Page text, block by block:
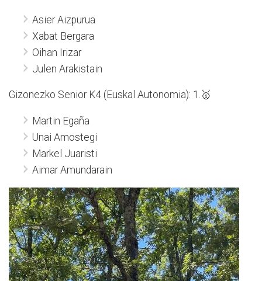
Asier Aizpurua
Xabat Bergara
Oihan Irizar
Julen Arakistain
Gizonezko Senior K4 (Euskal Autonomia): 1.🥇
Martin Egaña
Unai Amostegi
Markel Juaristi
Aimar Amundarain